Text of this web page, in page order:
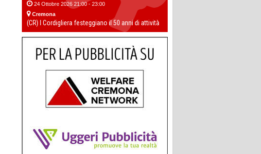
24 Ottobre 2026 21:00 - 23:00
Cremona
(CR) I Cordigliera festeggiano il 50 anni di attività